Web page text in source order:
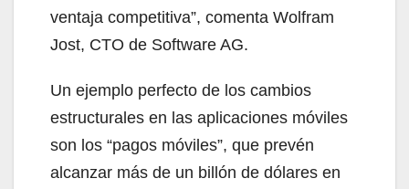
ventaja competitiva”, comenta Wolfram
Jost, CTO de Software AG.
Un ejemplo perfecto de los cambios
estructurales en las aplicaciones móviles
son los “pagos móviles”, que prevén
alcanzar más de un billón de dólares en